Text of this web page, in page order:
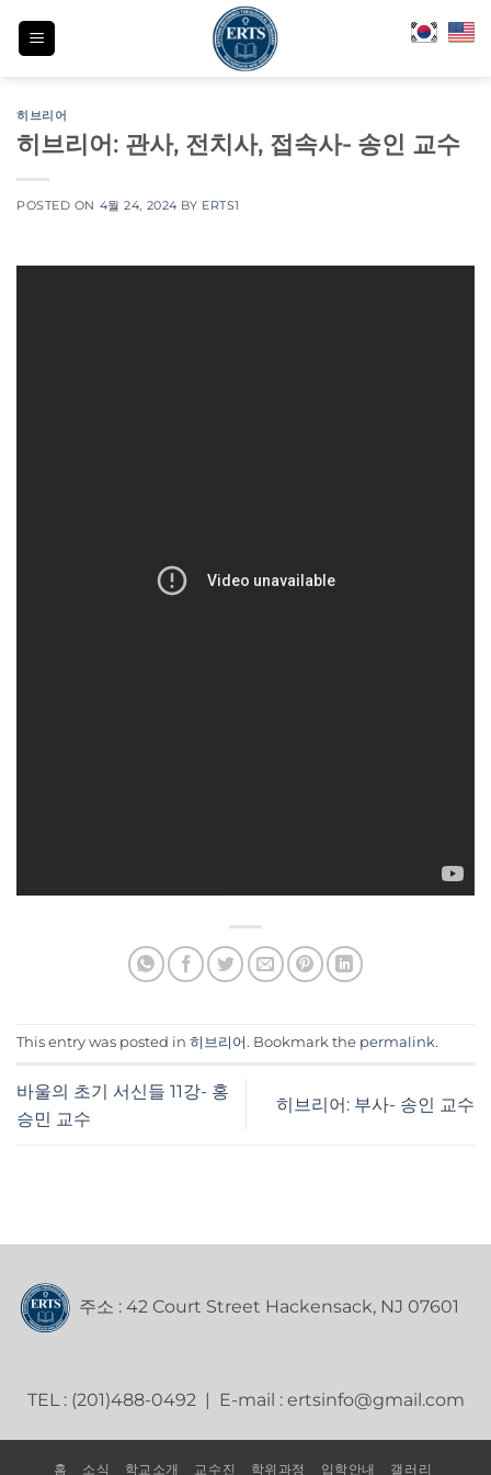
히브리어
히브리어: 관사, 전치사, 접속사- 송인 교수
POSTED ON 4월 24, 2024 BY ERTS1
This entry was posted in 히브리어 . Bookmark the permalink.
바울의 초기 서신들 11강- 홍
승민 교수
히브리어: 부사- 송인 교수
주소 : 42 Court Street Hackensack, NJ 07601
TEL : (201)488-0492 | E-mail : ertsinfo@gmail.com
홈 소식 학교소개 교수진 학위과정 입학안내 갤러리